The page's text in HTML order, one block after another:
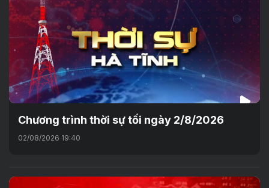
Chương trình thời sự tối ngày 2/8/2026
02/08/2026 19:40